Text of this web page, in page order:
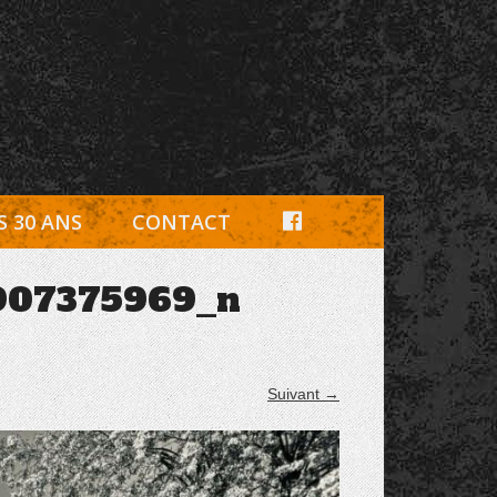
détachées Rambouillet
30 ANS CONTACT
F
A
C
E
B
O
O
Suivant →